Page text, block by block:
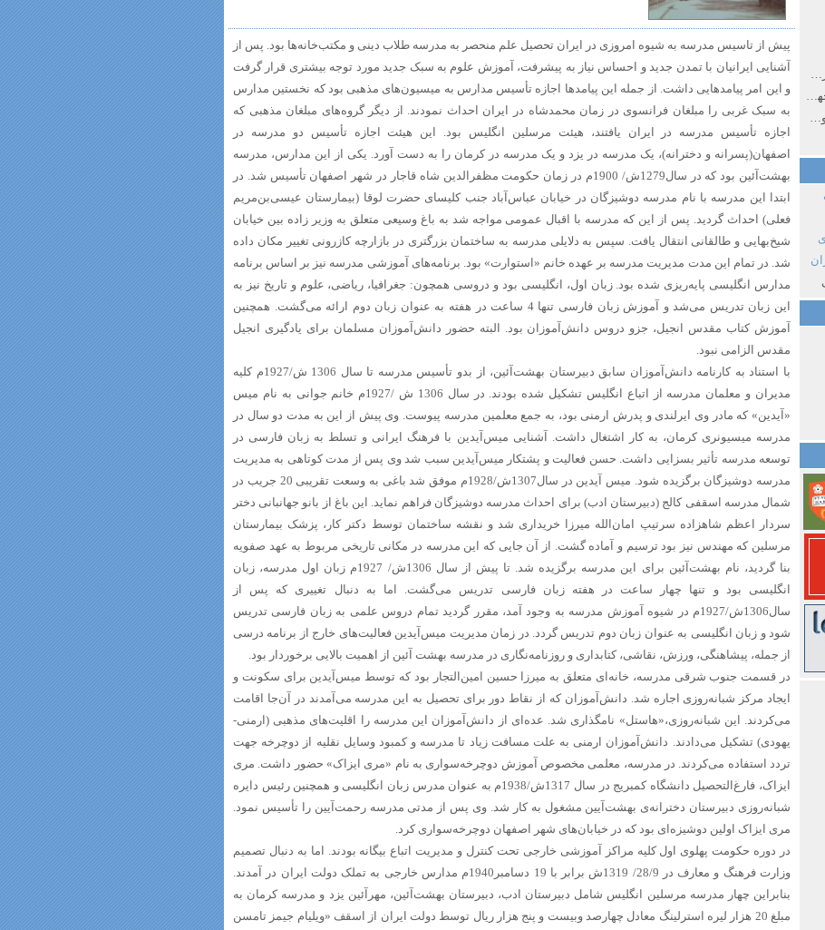
معرفی یک کتاب تازه در گردشگری اصفهان
تاریخ اجتماعی اصفهان در دهه چهل و پنجاه از نگاه طنز نوروز جمشاد
تصاویر غربی در ایران عصر صفوی و قاجار
پیش از تاسیس مدرسه به شیوه امروزی در ایران تحصیل علم منحصر به مدرسه طلاب دینی و مکتب‌خانه‌ها بود. پس از
آشنایی ایرانیان با تمدن جدید و احساس نیاز به پیشرفت، آموزش علوم به سبک جدید مورد توجه بیشتری قرار گرفت
و این امر پیامدهایی داشت. از جمله این پیامدها اجازه تأسیس مدارس به میسیون‌های مذهبی بود که نخستین مدارس
به سبک غربی را مبلغان فرانسوی در زمان محمدشاه در ایران احداث نمودند. از دیگر گروه‌های مبلغان مذهبی که
اجازه تأسیس مدرسه در ایران یافتند، هیئت مرسلین انگلیس بود. این هیئت اجازه تأسیس دو مدرسه در
اصفهان(پسرانه و دخترانه)، یک مدرسه در یزد و یک مدرسه در کرمان را به‌ دست آورد. یکی از این مدارس، مدرسه
بهشت‌آئین بود که در سال‌1279ش/ 1900م در زمان حکومت مظفرالدین شاه قاجار در شهر اصفهان تأسیس شد. در
ابتدا این مدرسه با نام مدرسه دوشیزگان در خیابان عباس‌آباد جنب کلیسای حضرت لوقا (بیمارستان عیسی‌بن‌مریم
فعلی) احداث گردید. پس از این که مدرسه با اقبال عمومی مواجه شد به باغ وسیعی متعلق به وزیر زاده بین خیابان
شیخ‌بهایی و طالقانی انتقال یافت. سپس به دلایلی مدرسه به ساختمان بزرگتری در بازارچه کازرونی تغییر مکان داده
شد. در تمام این مدت مدیریت مدرسه بر عهده خانم «استوارت» بود. برنامه‌های آموزشی مدرسه نیز بر اساس برنامه
مدارس انگلیسی پایه‌ریزی شده بود. زبان اول، انگلیسی بود و دروسی همچون: جغرافیا، ریاضی، علوم و تاریخ نیز به
این زبان تدریس می‌شد و آموزش زبان فارسی تنها 4 ساعت در هفته به عنوان زبان دوم ارائه می‌گشت. همچنین
آموزش کتاب مقدس انجیل، جزو دروس دانش‌آموزان بود. البته حضور دانش‌آموزان مسلمان برای یادگیری انجیل
مقدس الزامی نبود.
با استناد به کارنامه دانش‌آموزان سابق دبیرستان بهشت‌آئین، از بدو تأسیس مدرسه تا سال 1306 ش/1927م کلیه
مدیران و معلمان مدرسه از اتباع انگلیس تشکیل شده بودند. در سال 1306 ش /1927م خانم جوانی به نام میس
«آیدین» که مادر وی ایرلندی و پدرش ارمنی بود، به جمع معلمین مدرسه پیوست. وی پیش از این به مدت دو سال در
مدرسه میسیونری کرمان، به‌ کار اشتغال داشت. آشنایی میس‌آیدین با فرهنگ ایرانی و تسلط به زبان فارسی در
توسعه مدرسه تأثیر بسزایی داشت. حسن فعالیت و پشتکار میس‌آیدین سبب شد وی پس از مدت کوتاهی به مدیریت
مدرسه دوشیزگان برگزیده شود. میس آیدین در سال‌1307ش/1928م موفق شد باغی به وسعت تقریبی 20 جریب در
شمال مدرسه اسقفی کالج (دبیرستان ادب) برای احداث مدرسه دوشیزگان فراهم ‌نماید. این باغ از بانو جهانبانی دختر
سردار اعظم شاهزاده سرتیپ امان‌الله میرزا خریداری ‌شد و نقشه ساختمان توسط دکتر کار، پزشک بیمارستان
مرسلین که مهندس نیز بود ترسیم و آماده گشت. از آن‌ جایی که این مدرسه در مکانی تاریخی مربوط به عهد صفویه
بنا گردید، نام بهشت‌آئین برای این مدرسه برگزیده شد. تا پیش از سال‌ ‌1306ش/ 1927م زبان اول مدرسه، زبان
انگلیسی بود و تنها چهار ساعت در هفته زبان فارسی تدریس می‌گشت. اما به دنبال تغییری که پس از
سال‌1306ش/1927م در شیوه آموزش مدرسه به وجود آمد، مقرر گردید تمام دروس علمی به زبان فارسی تدریس
شود و زبان انگلیسی به عنوان زبان دوم تدریس گردد. در زمان مدیریت میس‌آیدین فعالیت‌های خارج از برنامه درسی
از جمله، پیشاهنگی، ورزش، نقاشی، کتابداری و روزنامه‌نگاری در مدرسه بهشت آئین از اهمیت بالایی برخوردار بود.
در قسمت جنوب شرقی مدرسه، خانه‌ای متعلق به میرزا حسین امین‌التجار بود که توسط میس‌آیدین برای سکونت و
ایجاد مرکز شبانه‌روزی اجاره شد. دانش‌آموزان که از نقاط دور برای تحصیل به این مدرسه می‌آمدند در آن‌جا اقامت
می‌کردند. این شبانه‌روزی،«‌هاستل» نامگذاری شد. عده‌ای از دانش‌آموزان این مدرسه را اقلیت‌های مذهبی (ارمنی-
یهودی) تشکیل می‌دادند. دانش‌آموزان ارمنی به علت مسافت زیاد تا مدرسه و کمبود وسایل نقلیه از دوچرخه جهت
تردد استفاده می‌کردند. در مدرسه، معلمی مخصوص آموزش دوچرخه‌سواری به نام «مری ایزاک» حضور داشت. مری
ایزاک، فارغ‌التحصیل دانشگاه کمبریج در سال 1317ش/1938م به عنوان مدرس زبان انگلیسی و همچنین رئیس دایره
شبانه‌روزی دبیرستان دخترانه‌ی بهشت‌آیین مشغول به‌ کار شد. وی پس از مدتی مدرسه رحمت‌آیین را تأسیس نمود.
مری ایزاک اولین دوشیزه‌ای بود که در خیابان‌های شهر اصفهان دوچرخه‌سواری کرد.
در دوره حکومت پهلوی اول کلیه مراکز آموزشی خارجی تحت کنترل و مدیریت اتباع بیگانه بودند. اما به دنبال تصمیم
وزارت فرهنگ و معارف در‌ 28/9/ 1319ش برابر با 19 دسامبر‌1940م مدارس خارجی به تملک دولت ایران در آمدند.
بنابراین چهار مدرسه مرسلین انگلیس شامل دبیرستان ادب، دبیرستان بهشت‌آئین، مهرآئین یزد و مدرسه کرمان به
مبلغ 20 هزار لیره استرلینگ معادل چهارصد وبیست و پنج هزار ریال توسط دولت ایران از اسقف «ویلیام جیمز تامسن